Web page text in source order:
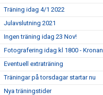
Träning idag 4/1 2022
Julavslutning 2021
Ingen träning idag 23 Nov!
Fotografering idag kl 1800 - Kronan
Eventuell extraträning
Träningar på torsdagar startar nu
Nya träningstider